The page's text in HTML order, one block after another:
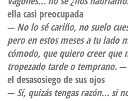
ella casi preocupada
— No lo sé cariño, no suelo
pero en estos meses a tu lado
cómodo, que quiero creer que
tropezado tarde o temprano.—
el desasosiego de sus ojos
— Sí, quizás tengas razón… si